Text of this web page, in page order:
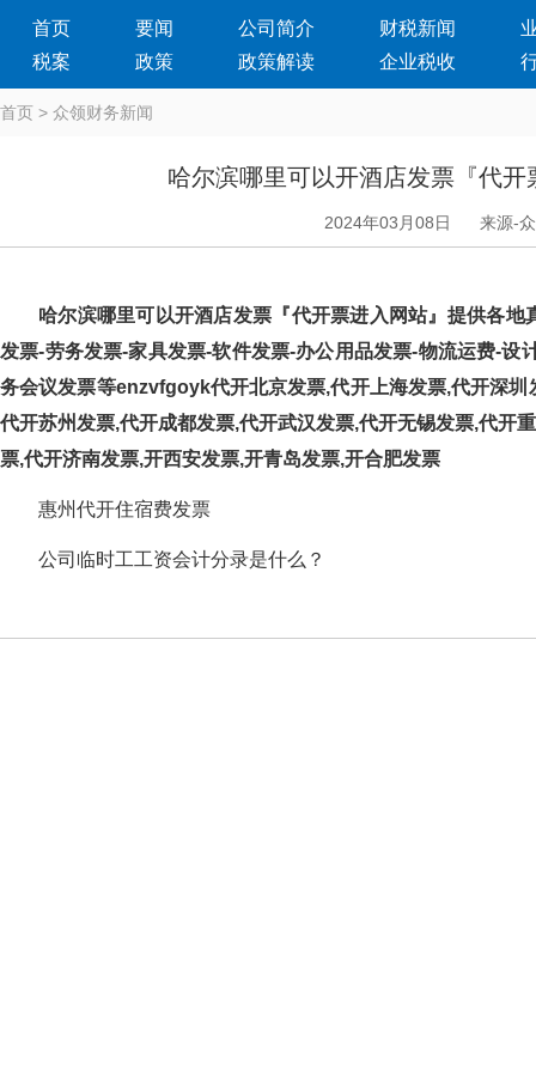
首页 要闻 公司简介 财税新闻
税案
政策 政策解读 企业税收
首页 > 众领财务新闻
哈尔滨哪里可以开酒店发票『代
2024年03月08日 来源-
哈尔滨哪里可以开酒店发票『代开票进入网站』提供各地
发票-劳务发票-家具发票-软件发票-办公用品发票-物流运费-设计
务会议发票等enzvfgoyk代开北京发票,代开上海发票,代开深
代开苏州发票,代开成都发票,代开武汉发票,代开无锡发票,代开
票,代开济南发票,开西安发票,开青岛发票,开合肥发票
惠州代开住宿费发票
公司临时工工资会计分录是什么？